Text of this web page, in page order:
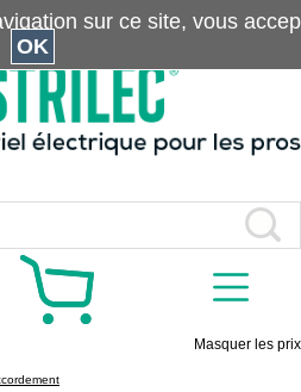
Masquer les prix
sur ce site, vous
OK